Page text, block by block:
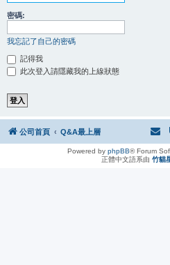
密碼:
我忘記了自己的密碼
記得我
此次登入請隱藏我的上線狀態
公司首頁 Q&A最上層
Powered by phpBB® Forum
正體中文語系由 竹貓